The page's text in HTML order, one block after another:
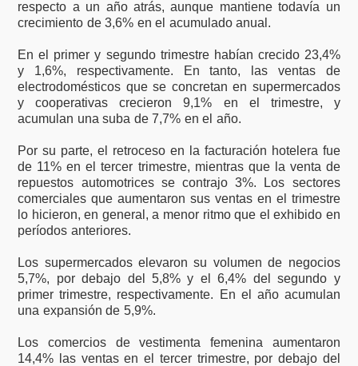
respecto a un año atrás, aunque mantiene todavía un
crecimiento de 3,6% en el acumulado anual.
En el primer y segundo trimestre habían crecido 23,4%
y 1,6%, respectivamente. En tanto, las ventas de
electrodomésticos que se concretan en supermercados
y cooperativas crecieron 9,1% en el trimestre, y
acumulan una suba de 7,7% en el año.
Por su parte, el retroceso en la facturación hotelera fue
de 11% en el tercer trimestre, mientras que la venta de
repuestos automotrices se contrajo 3%. Los sectores
comerciales que aumentaron sus ventas en el trimestre
lo hicieron, en general, a menor ritmo que el exhibido en
períodos anteriores.
Los supermercados elevaron su volumen de negocios
5,7%, por debajo del 5,8% y el 6,4% del segundo y
primer trimestre, respectivamente. En el año acumulan
una expansión de 5,9%.
Los comercios de vestimenta femenina aumentaron
14,4% las ventas en el tercer trimestre, por debajo del